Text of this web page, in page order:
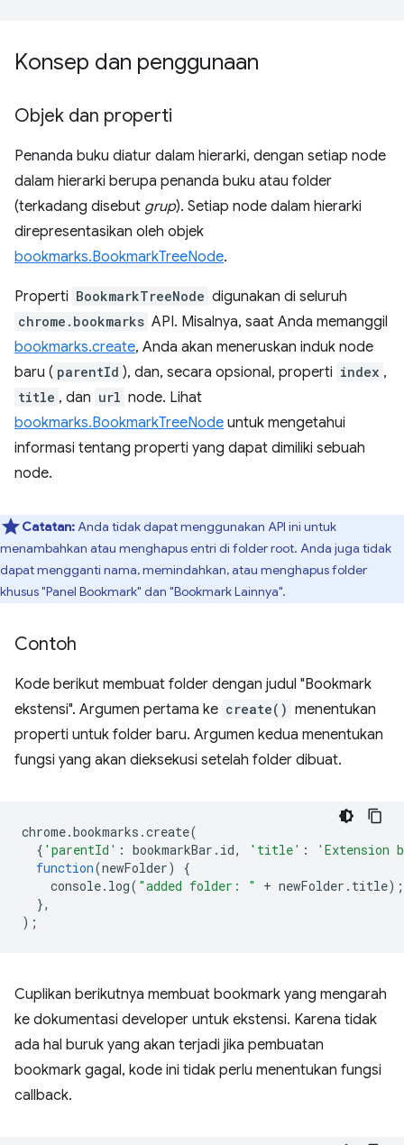
Konsep dan penggunaan
Objek dan properti
Penanda buku diatur dalam hierarki, dengan setiap node
dalam hierarki berupa penanda buku atau folder
(terkadang disebut grup). Setiap node dalam hierarki
direpresentasikan oleh objek
bookmarks.BookmarkTreeNode.
Properti BookmarkTreeNode digunakan di seluruh
chrome.bookmarks API. Misalnya, saat Anda memanggil
bookmarks.create, Anda akan meneruskan induk node
baru ( parentId ), dan, secara opsional, properti index ,
title , dan url node. Lihat
bookmarks.BookmarkTreeNode untuk mengetahui
informasi tentang properti yang dapat dimiliki sebuah
node.
Catatan:Anda tidak dapat menggunakan API ini untuk
menambahkan atau menghapus entri di folder root. Anda juga tidak
dapat mengganti nama, memindahkan, atau menghapus folder
khusus "Panel Bookmark" dan "Bookmark Lainnya".
Contoh
Kode berikut membuat folder dengan judul "Bookmark
ekstensi". Argumen pertama ke create() menentukan
properti untuk folder baru. Argumen kedua menentukan
fungsi yang akan dieksekusi setelah folder dibuat.
chrome.bookmarks .create(
{ 'parentId' : bookmarkBar . id, 'title' :
'Extension
function(newFolder)
{
console. log( "added folder: " + newFolder . title);
},
);
Cuplikan berikutnya membuat bookmark yang mengarah
ke dokumentasi developer untuk ekstensi. Karena tidak
ada hal buruk yang akan terjadi jika pembuatan
bookmark gagal, kode ini tidak perlu menentukan fungsi
callback.